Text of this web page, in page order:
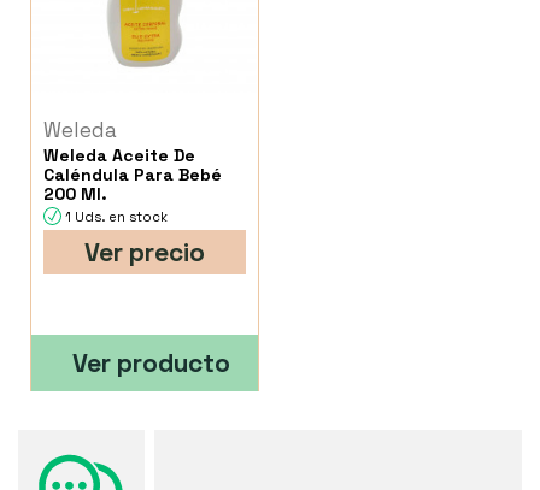
Weleda
Weleda Aceite De
Caléndula Para Bebé
200 Ml.
1 Uds. en stock
Ver precio
Ver producto